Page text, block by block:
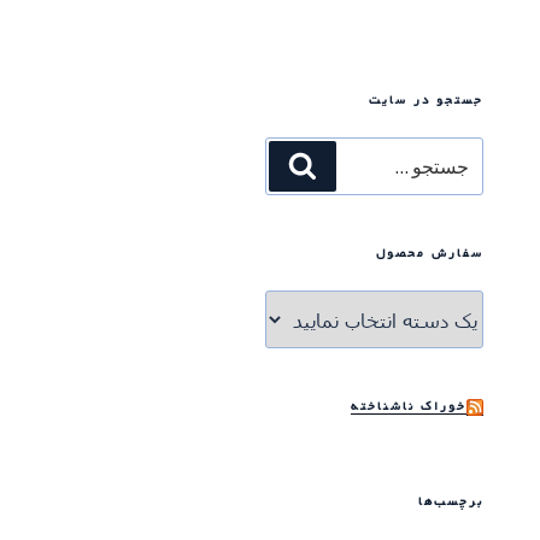
جستجو در سایت
برای
سفارش محصول
خوراک ناشناخته
برچسب‌ها